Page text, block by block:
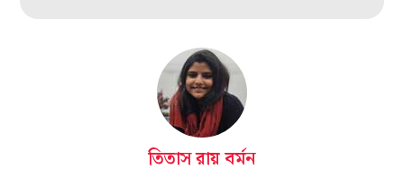
তিতাস রায় বর্মন